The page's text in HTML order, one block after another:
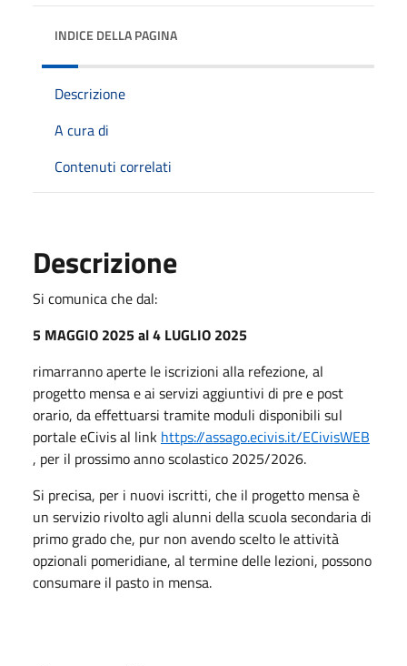
INDICE DELLA PAGINA
Descrizione
A cura di
Contenuti correlati
Descrizione
Si comunica che dal:
5 MAGGIO 2025 al 4 LUGLIO 2025
rimarranno aperte le iscrizioni alla refezione, al
progetto mensa e ai servizi aggiuntivi di pre e post
orario, da effettuarsi tramite moduli disponibili sul
portale eCivis al link https://assago.ecivis.it/ECivisWEB
, per il prossimo anno scolastico 2025/2026.
Si precisa, per i nuovi iscritti, che il progetto mensa è
un servizio rivolto agli alunni della scuola secondaria di
primo grado che, pur non avendo scelto le attività
opzionali pomeridiane, al termine delle lezioni, possono
consumare il pasto in mensa.